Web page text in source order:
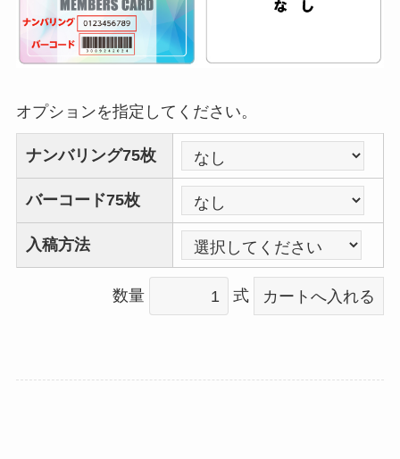
オプションを指定してください。
ナンバリング75枚
バーコード75枚
入稿方法
数量 式